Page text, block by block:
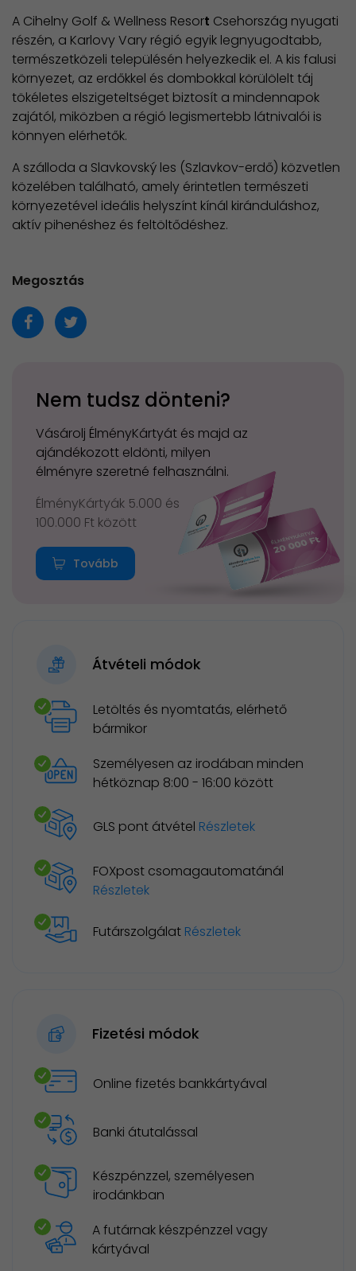
A Cihelny Golf & Wellness Resort Csehország nyugati
részén, a Karlovy Vary régió egyik legnyugodtabb,
természetközeli településén helyezkedik el. A kis falusi
környezet, az erdőkkel és dombokkal körülölelt táj
tökéletes elszigeteltséget biztosít a mindennapok
zajától, miközben a régió legismertebb látnivalói is
könnyen elérhetők.
A szálloda a Slavkovský les (Szlavkov-erdő) közvetlen
közelében található, amely érintetlen természeti
környezetével ideális helyszínt kínál kiránduláshoz,
aktív pihenéshez és feltöltődéshez.
Megosztás
Nem tudsz dönteni?
Vásárolj ÉlményKártyát és majd az
ajándékozott eldönti, milyen
élményre szeretné felhasználni.
ÉlményKártyák 5.000 és
100.000 Ft között
Tovább
Átvételi módok
Letöltés és nyomtatás, elérhető
bármikor
Személyesen az irodában minden
hétköznap 8:00 - 16:00 között
GLS pont átvétel Részletek
FOXpost csomagautomatánál
Részletek
Futárszolgálat Részletek
Fizetési módok
Online fizetés bankkártyával
Banki átutalással
Készpénzzel, személyesen
irodánkban
A futárnak készpénzzel vagy
kártyával